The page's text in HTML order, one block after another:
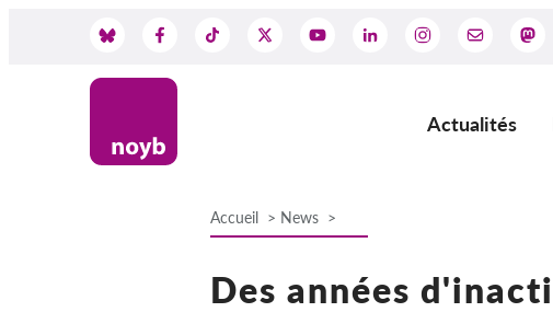
Main
Actualités
Accueil News
Des années